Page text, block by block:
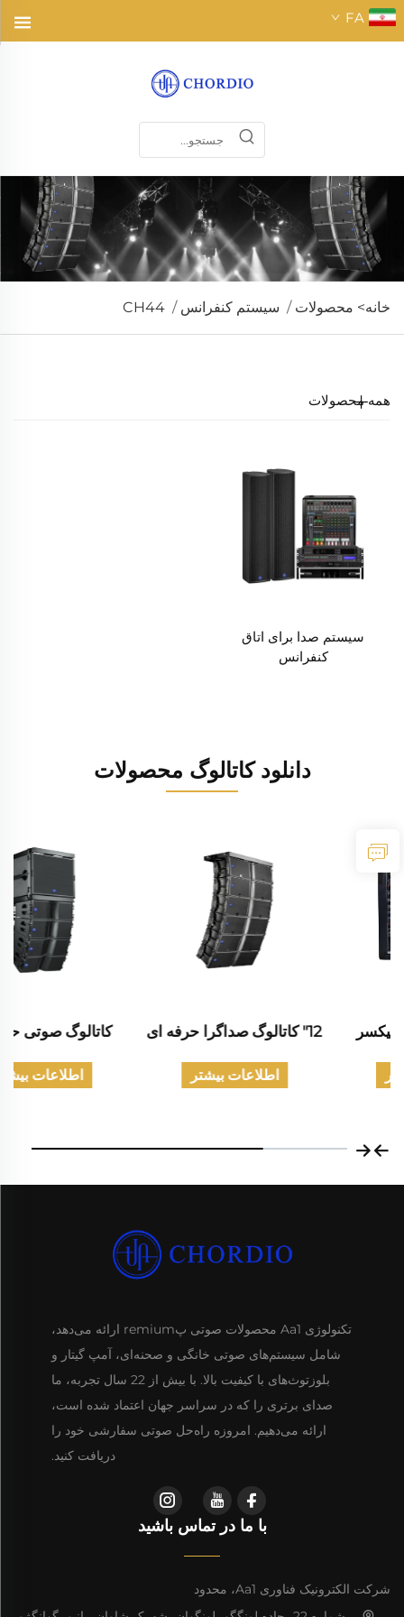
FA
خانه> محصولات / سیستم کنفرانس /
CH44
همه محصولات
سیستم صدا برای اتاق
کنفرانس
دانلود کاتالوگ محصولات
12" کاتالوگ صداگرا حرفه ای
اطلاعات بیشتر
کاتالوگ صوتی حرفه ای
اطلاعات بیشتر
تکنولوژی Aa1 محصولات صوتی پremium ارائه می‌دهد،
شامل سیستم‌های صوتی خانگی و صحنه‌ای، آمپ گیتار و
بلوزتوث‌های با کیفیت بالا. با بیش از 22 سال تجربه، ما
صدای برتری را که در سراسر جهان اعتماد شده است،
ارائه می‌دهیم. امروزه راه‌حل صوتی سفارشی خود را
دریافت کنید.
با ما در تماس باشید
شرکت الکترونیک فناوری Aa1، محدود